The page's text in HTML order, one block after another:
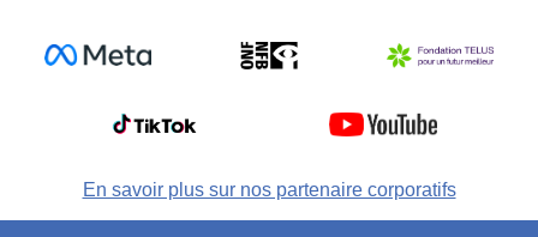
En savoir plus sur nos partenaire corporatifs